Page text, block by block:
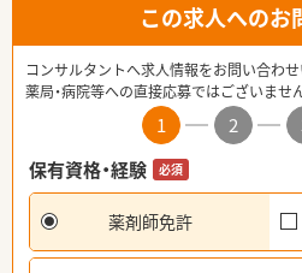
この求人へのお
コンサルタントへ求人情報をお問い合わせ
薬局・病院等への直接応募ではございませ
1 2
保有資格・経験
必須
薬剤師免許